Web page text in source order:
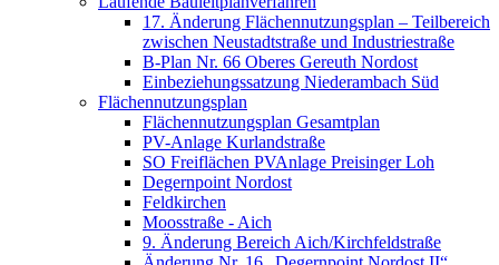
17. Änderung Flächennutzungsplan – Teilbereich
zwischen Neustadtstraße und Industriestraße
B-Plan Nr. 66 Oberes Gereuth Nordost
Einbeziehungssatzung Niederambach Süd
Flächennutzungsplan
Flächennutzungsplan Gesamtplan
PV-Anlage Kurlandstraße
SO Freiflächen PV­Anlage Preisinger Loh
Degernpoint Nordost
Feldkirchen
Moosstraße - Aich
9. Änderung Bereich Aich/Kirchfeldstraße